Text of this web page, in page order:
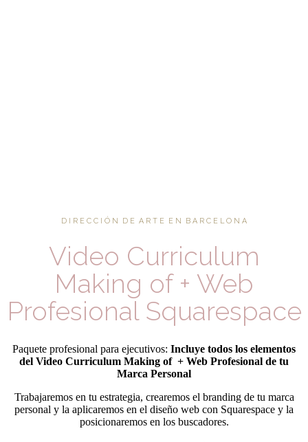
D I R E C C I Ó N D E A R T E E N B A R C E L O N A
Video Curriculum
Making of + Web
Profesional Squarespace
Paquete profesional para ejecutivos: Incluye todos los elementos
del Video Curriculum Making of + Web Profesional de tu
Marca Personal
Trabajaremos en tu estrategia, crearemos el branding de tu marca
personal y la aplicaremos en el diseño web con Squarespace y la
posicionaremos en los buscadores.